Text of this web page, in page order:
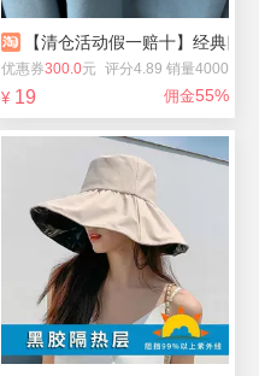
【清仓活动假一赔十】经典四
优惠券300.0元 评分4.89 销量4000
¥ 19 佣金55%